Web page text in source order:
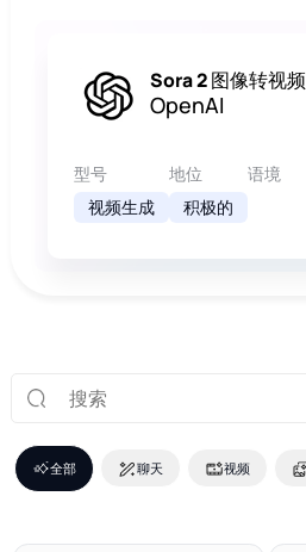
Sora 2 图像转视频
OpenAI
型号
视频生成
地位
积极的
语境
全部 聊天 视频